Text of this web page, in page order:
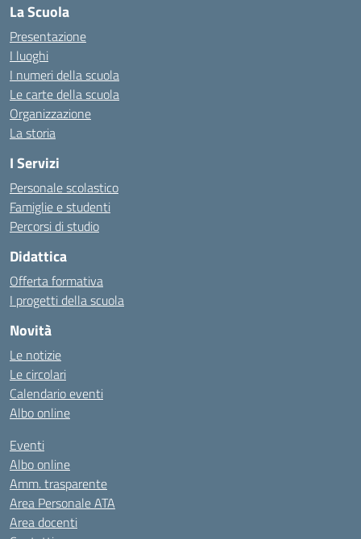
La Scuola
Presentazione
I luoghi
I numeri della scuola
Le carte della scuola
Organizzazione
La storia
I Servizi
Personale scolastico
Famiglie e studenti
Percorsi di studio
Didattica
Offerta formativa
I progetti della scuola
Novità
Le notizie
Le circolari
Calendario eventi
Albo online
Eventi
Albo online
Amm. trasparente
Area Personale ATA
Area docenti